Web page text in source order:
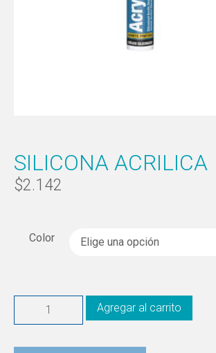
SILICONA ACRILICA
$2.142
Color
Agregar al carrito